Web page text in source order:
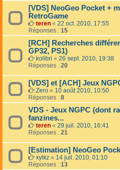
[VDS] NeoGeo Pocket +
RetroGame
teren « 22 oct. 2010, 17:55
Réponses : 15
[RCH] Recherches
GP32, PS1)
kolibri « 26 sept. 2010, 19:38
Réponses : 20
[VDS] et [ACH] Jeux
Zero « 10 août 2010, 10:50
Réponses : 8
VDS - Jeux NGPC (dont
fanzines...
teren « 29 juil. 2010, 16:41
Réponses : 21
[Estimation] NeoGeo
xylkz « 14 juil. 2010, 01:10
Réponses : 13